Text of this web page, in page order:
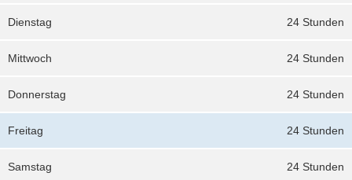
24 Stunden
Dienstag
24 Stunden
Mittwoch
24 Stunden
Donnerstag
24 Stunden
Freitag
24 Stunden
Samstag